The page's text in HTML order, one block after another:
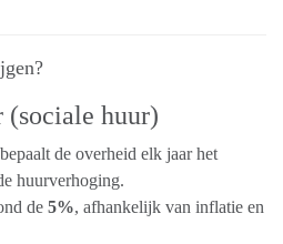
(sociale huur)
de overheid elk jaar het
huurverhoging.
de 5%, afhankelijk van inflatie en